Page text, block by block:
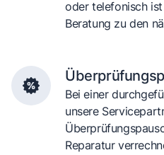
oder telefonisch
Beratung zu den
Bei einer
unsere
Reparatur